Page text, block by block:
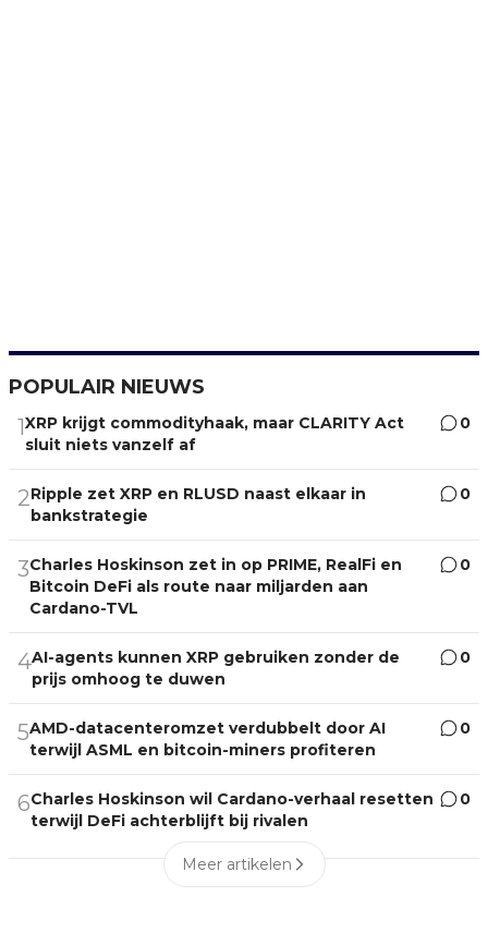
POPULAIR NIEUWS
1XRP krijgt commodityhaak, maar CLARITY Act
sluit niets vanzelf af
0
2Ripple zet XRP en RLUSD naast elkaar in
bankstrategie
0
3Charles Hoskinson zet in op PRIME, RealFi en
Bitcoin DeFi als route naar miljarden aan
Cardano-TVL
0
4AI-agents kunnen XRP gebruiken zonder de
prijs omhoog te duwen
0
5AMD-datacenteromzet verdubbelt door AI
terwijl ASML en bitcoin-miners profiteren
0
6Charles Hoskinson wil Cardano-verhaal resetten
terwijl DeFi achterblijft bij rivalen
0
Meer artikelen